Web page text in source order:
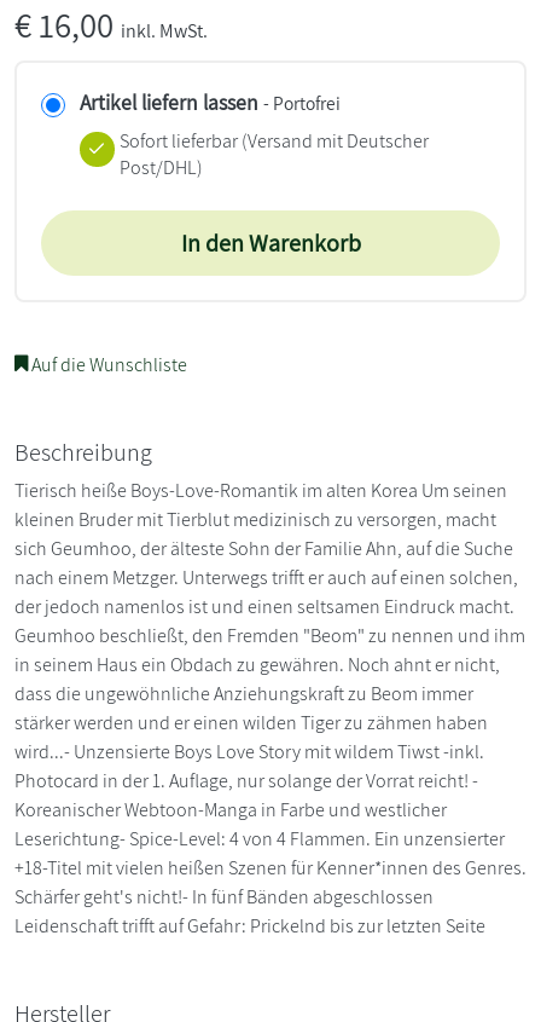
€16,00 inkl. MwSt.
Artikel liefern lassen - Portofrei
Sofort lieferbar(Versand mit Deutscher
Post/DHL)
In den Warenkorb
Auf die Wunschliste
Beschreibung
Tierisch heiße Boys-Love-Romantik im alten Korea Um seinen
kleinen Bruder mit Tierblut medizinisch zu versorgen, macht
sich Geumhoo, der älteste Sohn der Familie Ahn, auf die Suche
nach einem Metzger. Unterwegs trifft er auch auf einen solchen,
der jedoch namenlos ist und einen seltsamen Eindruck macht.
Geumhoo beschließt, den Fremden "Beom" zu nennen und ihm
in seinem Haus ein Obdach zu gewähren. Noch ahnt er nicht,
dass die ungewöhnliche Anziehungskraft zu Beom immer
stärker werden und er einen wilden Tiger zu zähmen haben
wird...- Unzensierte Boys Love Story mit wildem Tiwst -inkl.
Photocard in der 1. Auflage, nur solange der Vorrat reicht! -
Koreanischer Webtoon-Manga in Farbe und westlicher
Leserichtung- Spice-Level: 4 von 4 Flammen. Ein unzensierter
+18-Titel mit vielen heißen Szenen für Kenner*innen des Genres.
Schärfer geht's nicht!- In fünf Bänden abgeschlossen
Leidenschaft trifft auf Gefahr: Prickelnd bis zur letzten Seite
Hersteller